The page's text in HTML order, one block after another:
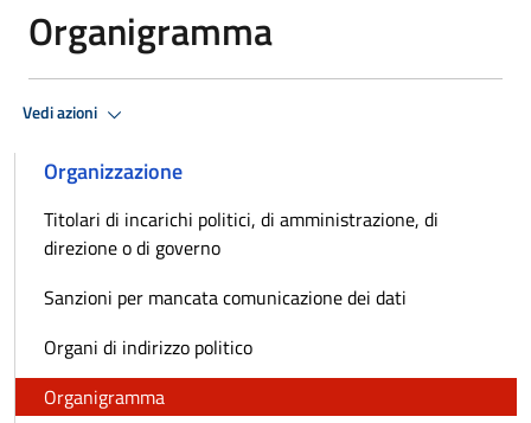
Organigramma
Vedi azioni
Organizzazione
Titolari di incarichi politici, di amministrazione, di
direzione o di governo
Sanzioni per mancata comunicazione dei dati
Organi di indirizzo politico
Organigramma